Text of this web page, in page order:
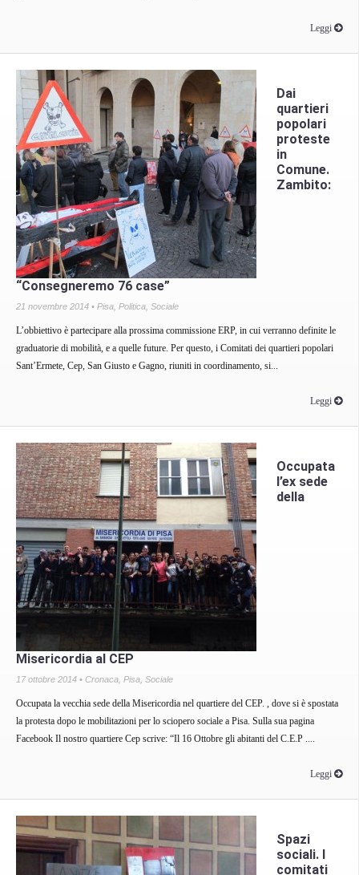
Leggi
Dai
quartieri
popolari
proteste
in
Comune.
Zambito:
“Consegneremo 76 case”
21 novembre 2014 • Pisa Politica Sociale
L’obbiettivo è partecipare alla prossima commissione ERP, in cui verranno definite le
graduatorie di mobilità, e a quelle future. Per questo, i Comitati dei quartieri popolari
Sant’Ermete, Cep, San Giusto e Gagno, riuniti in coordinamento, si...
Leggi
Occupata
l’ex sede
della
Misericordia al CEP
17 ottobre 2014 • Cronaca Pisa Sociale
Occupata la vecchia sede della Misericordia nel quartiere del CEP. , dove si è spostata
la protesta dopo le mobilitazioni per lo sciopero sociale a Pisa. Sulla sua pagina
Facebook Il nostro quartiere Cep scrive: “Il 16 Ottobre gli abitanti del C.E.P ....
Leggi
Spazi
sociali. I
comitati